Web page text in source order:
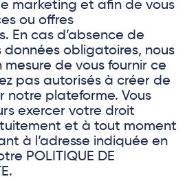
marketing et afin de vous
ou offres
En cas d’absence de
données obligatoires, nous
mesure de vous fournir ce
pas autorisés à créer de
notre plateforme. Vous
exercer votre droit
et à tout moment
à l’adresse indiquée en
POLITIQUE DE